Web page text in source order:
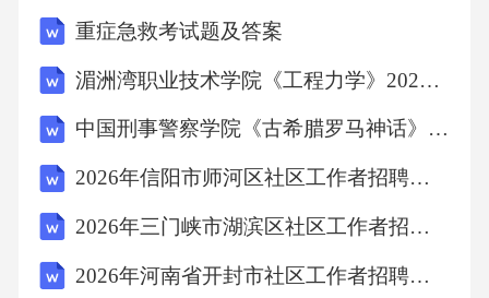
7.民间故事中的“传说”通常与历史人物或事件有
关。（）
8.民间歌谣中的“小调”主要表达爱情主题。（）
9.民间文学的特征包括口承性、传承性和变异
重症急救考试题及答案
湄洲湾职业技术学院《工程力学》2025-2026学年期末试卷
中国刑事警察学院《古希腊罗马神话》2025-2026学年期末试卷
2026年信阳市师河区社区工作者招聘考试参考试题及答案解析
2026年三门峡市湖滨区社区工作者招聘笔试参考题库及答案解析
2026年河南省开封市社区工作者招聘考试备考试题及答案解析